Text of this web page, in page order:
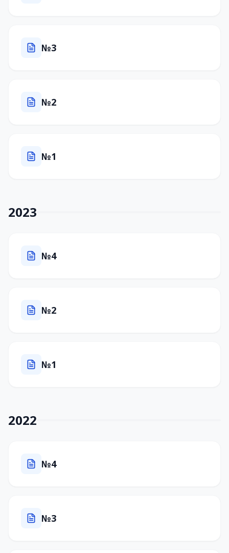
№3
№2
№1
2023
№4
№2
№1
2022
№4
№3